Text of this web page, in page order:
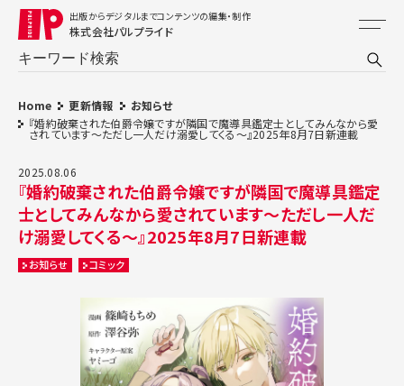
出版からデジタルまでコンテンツの編集・制作
株式会社パルプライド
Home 更新情報
お知らせ
『婚約破棄された伯爵令嬢ですが隣国で魔導具鑑定士としてみんなから愛
されています～ただし一人だけ溺愛してくる～』2025年8月7日新連載
2025.08.06
『婚約破棄された伯爵令嬢ですが隣国で魔導具鑑定
士としてみんなから愛されています～ただし一人だ
け溺愛してくる～』2025年8月7日新連載
お知らせ コミック